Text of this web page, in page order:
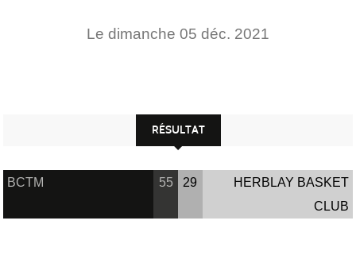
Le dimanche 05 déc. 2021
RÉSULTAT
BCTM 55 29
HERBLAY BASKET
CLUB